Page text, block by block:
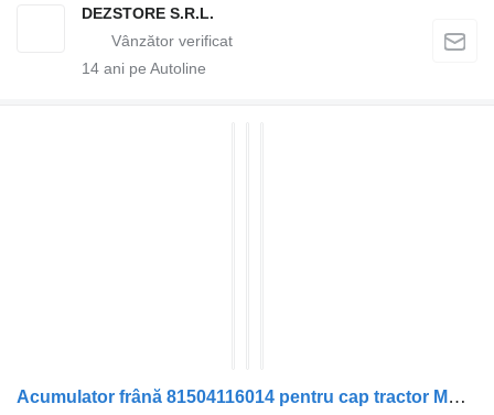
DEZSTORE S.R.L.
14 ani pe Autoline
Acumulator frână 81504116014 pentru cap tractor MAN TGX